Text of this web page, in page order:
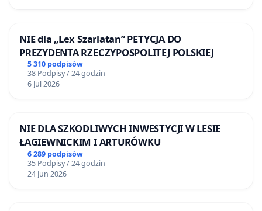
NIE dla „Lex Szarlatan” PETYCJA DO
PREZYDENTA RZECZYPOSPOLITEJ POLSKIEJ
5 310 podpisów
38 Podpisy / 24 godzin
6 Jul 2026
NIE DLA SZKODLIWYCH INWESTYCJI W LESIE
ŁAGIEWNICKIM I ARTURÓWKU
6 289 podpisów
35 Podpisy / 24 godzin
24 Jun 2026